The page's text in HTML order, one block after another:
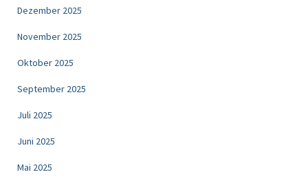
Dezember 2025
November 2025
Oktober 2025
September 2025
Juli 2025
Juni 2025
Mai 2025